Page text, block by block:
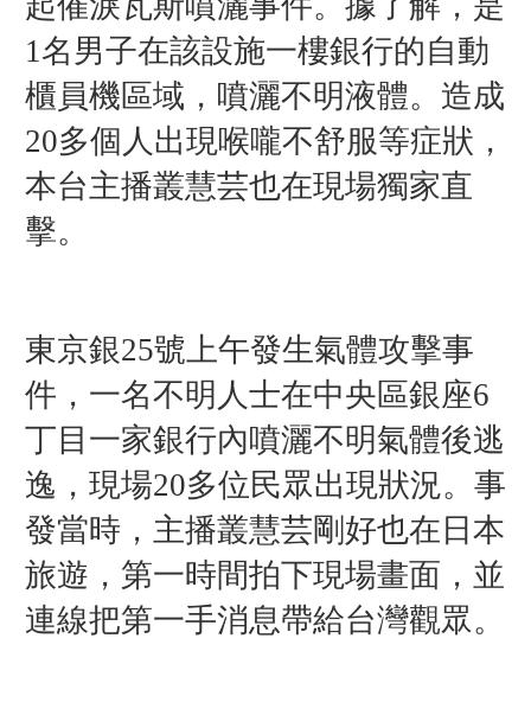
1名男子在該設施一樓銀行的自動
櫃員機區域，噴灑不明液體。造成
20多個人出現喉嚨不舒服等症狀，
本台主播叢慧芸也在現場獨家直
擊。
東京銀25號上午發生氣體攻擊事
件，一名不明人士在中央區銀座6
丁目一家銀行內噴灑不明氣體後逃
逸，現場20多位民眾出現狀況。事
發當時，主播叢慧芸剛好也在日本
旅遊，第一時間拍下現場畫面，並
連線把第一手消息帶給台灣觀眾。